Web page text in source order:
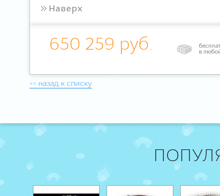
» Наверх
650 259 руб.
в
<< назад к списку